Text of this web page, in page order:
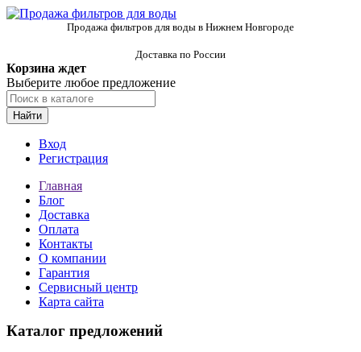
Продажа фильтров для воды в Нижнем Новгороде
Доставка по России
Корзина ждет
Выберите любое предложение
Найти
Вход
Регистрация
Главная
Блог
Доставка
Оплата
Контакты
О компании
Гарантия
Сервисный центр
Карта сайта
Каталог предложений